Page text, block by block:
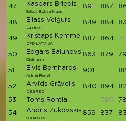
47 Kaspars Briedis
Saldus Boksa Klubs
891 887
48 Eliass Veigurs
Luminor
849 884
49 Kristaps Ķemme
DPD LATVIJA
887 864
50 Edgars Balunovs
Olainfarm
863 879
51 Elvis Bernhards
AnimalPlanet
901
52 Arvīds Grāvelis
DEERED
840 894
53 Toms Rohtla 780
54 Andris Žukovskis
SQUAD.LV
859 837